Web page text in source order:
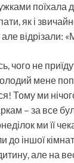
як і
відрізали:
чого не
мене
Тому ми
– за все
ми її
іншої
але на